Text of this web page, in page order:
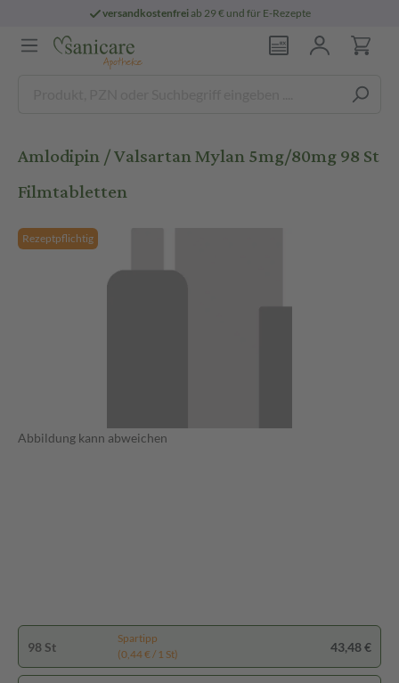
versandkostenfreiab 29 € und für E-Rezepte
Amlodipin / Valsartan Mylan 5mg/80mg 98 St
Filmtabletten
Rezeptpflichtig
Abbildung kann abweichen
98 St
Spartipp
(0,44 € / 1 St)
43,48 €